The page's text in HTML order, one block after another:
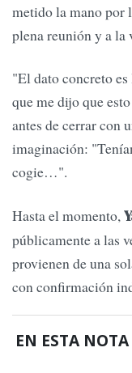
metido la mano por
plena reunión y a la
"El dato concreto
que me dijo que
antes de cerrar con
imaginación:
cogie…".
Hasta el momento,
públicamente a las
provienen de una
con confirmación
EN ESTA NOTA